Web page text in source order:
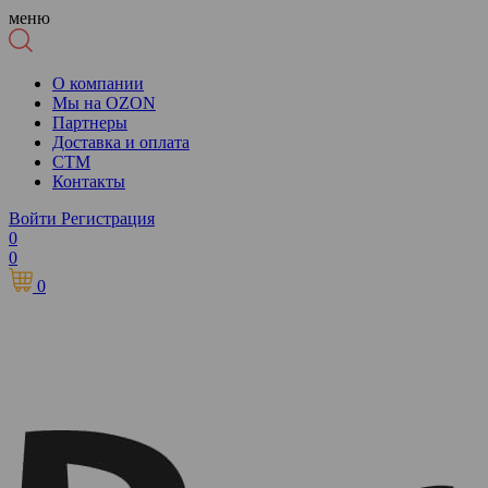
меню
О компании
Мы на OZON
Партнеры
Доставка и оплата
СТМ
Контакты
Войти Регистрация
0
0
0